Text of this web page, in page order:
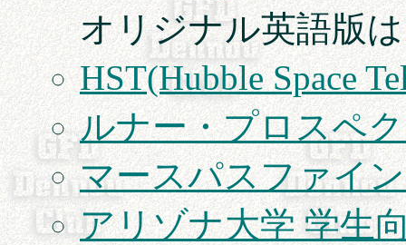
オリジナル英語版
HST(Hubble Space
ルナー・プロスペ
マースパスファイ
アリゾナ大学 学生